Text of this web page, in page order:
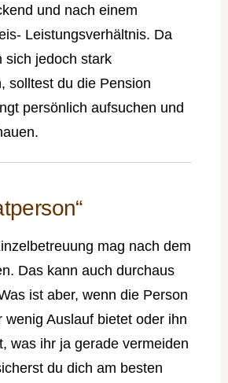
und nach einem
Leistungsverhältnis. Da
sich jedoch stark
solltest du die Pension
persönlich aufsuchen und
mag nach dem
Das kann auch durchaus
ist aber, wenn die Person
wenig Auslauf bietet oder ihn
was ihr ja gerade vermeiden
du dich am besten